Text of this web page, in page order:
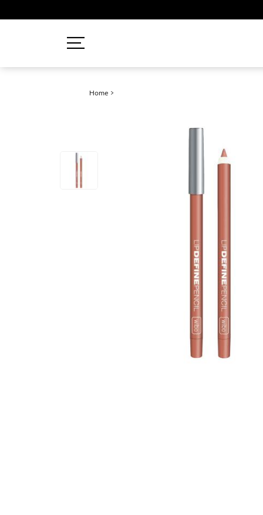
Home >
Solaire
Brumes